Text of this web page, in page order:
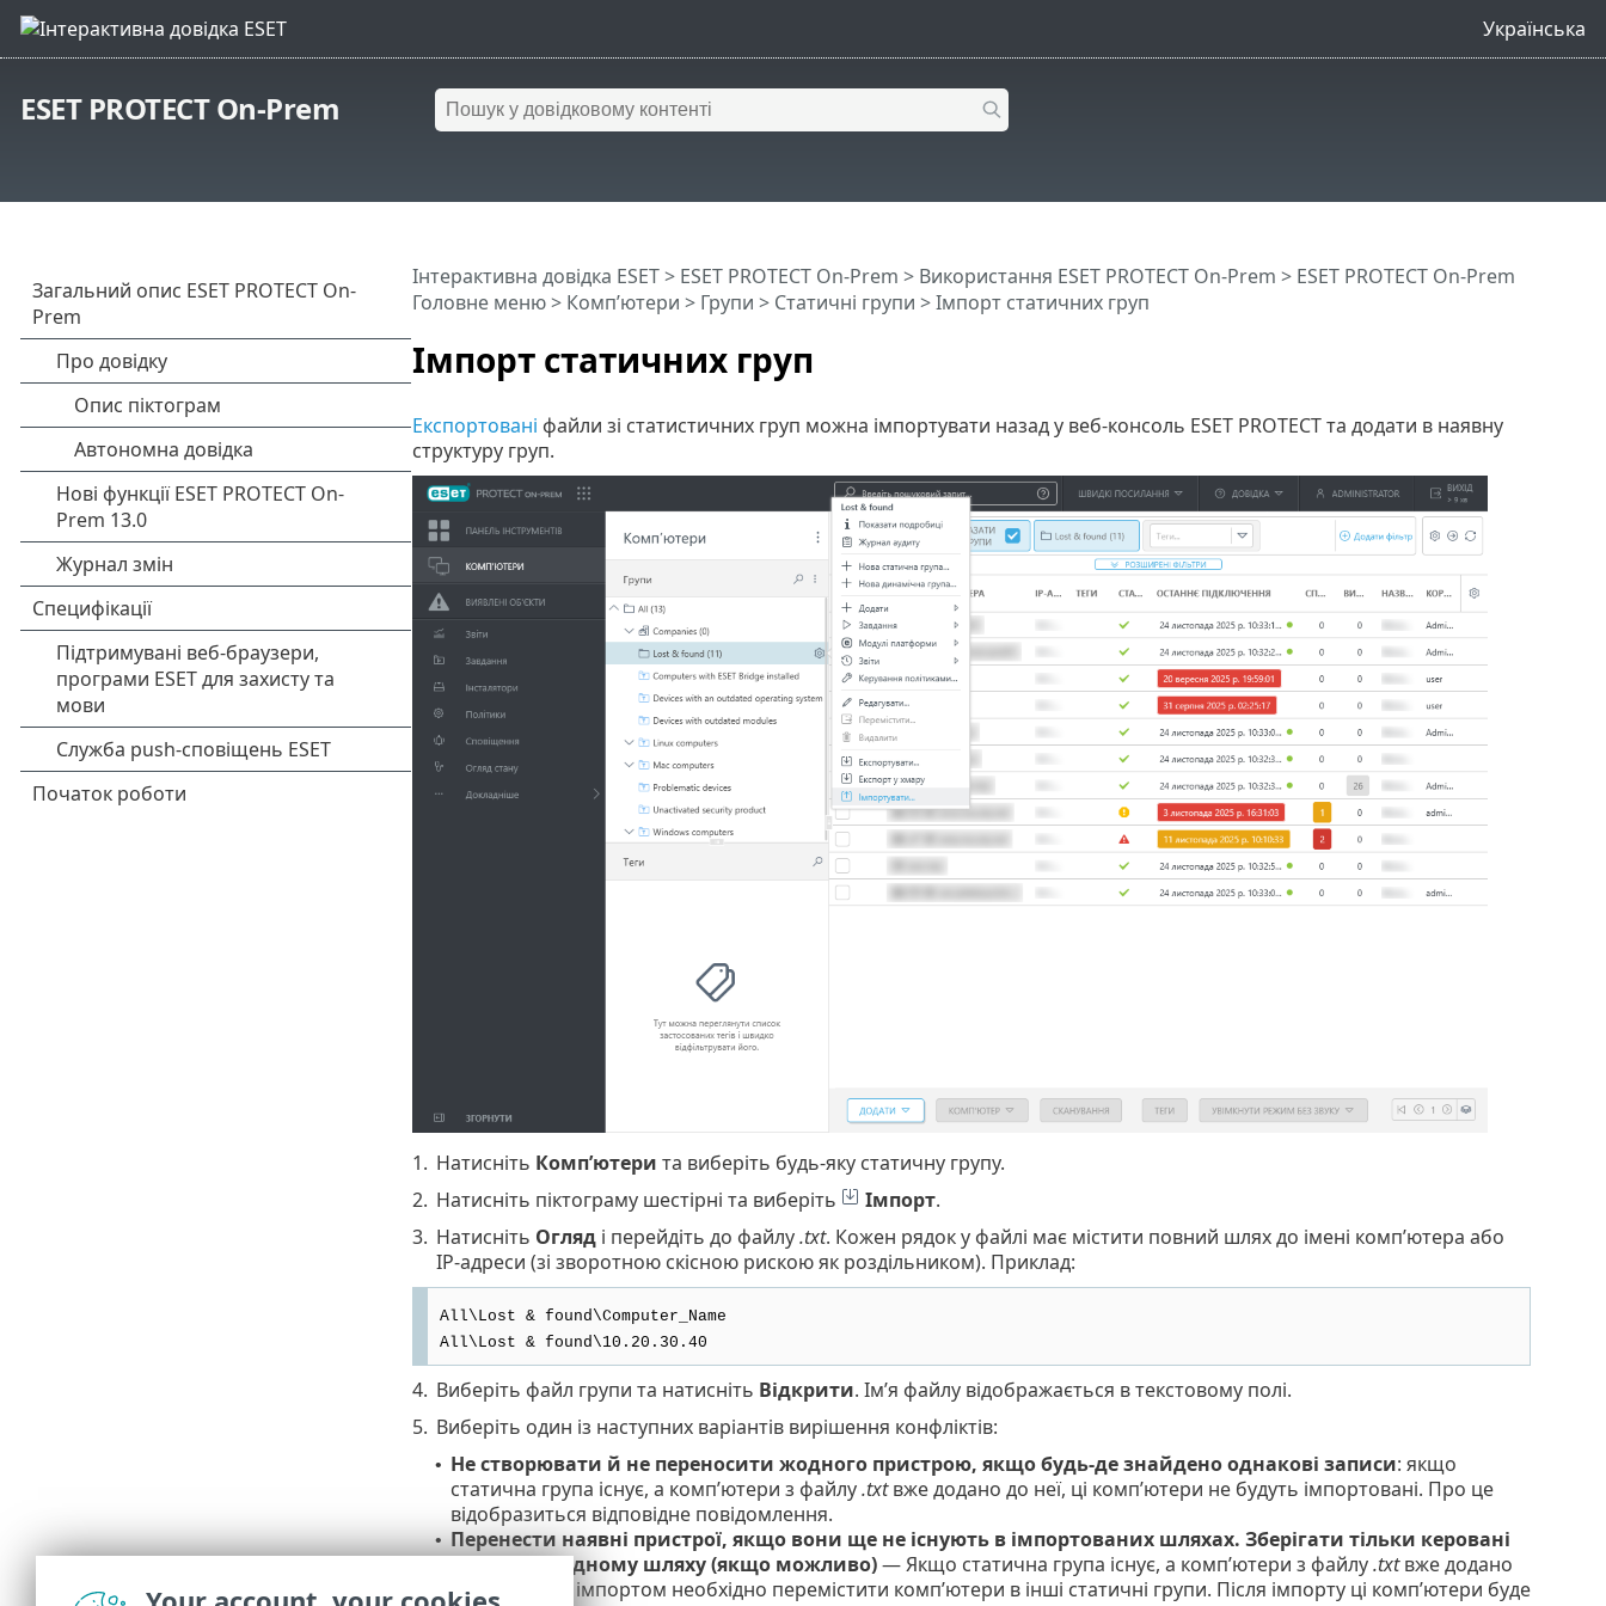
Українська
ESET PROTECT On-Prem
Імпорт статичних груп
Інтерактивна довідка ESET> ESET PROTECT On-Prem > Використання ESET PROTECT On-Prem > ESET PROTECT On-Prem
Головне меню> Комп’ютери > Групи > Статичні групи > Імпорт статичних груп
Експортовані файли зі статистичних груп можна імпортувати назад у веб-консоль ESET PROTECT та додати в наявну
структуру груп.
1. Натисніть Комп’ютери та виберіть будь-яку статичну групу.
2. Натисніть піктограму шестірні та виберіть Імпорт.
3. Натисніть Огляді перейдіть до файлу.txt. Кожен рядок у файлі має містити повний шлях до імені комп’ютера або
IP-адреси (зі зворотною скісною рискою як роздільником). Приклад:
All\Lost & found\Computer_Name
All\Lost & found\10.20.30.40
4. Виберіть файл групи та натисніть Відкрити. Ім’я файлу відображається в текстовому полі.
5. Виберіть один із наступних варіантів вирішення конфліктів:
• Не створювати й не переносити жодного пристрою, якщо будь-де знайдено однакові записи: якщо
статична група існує, а комп’ютери з файлу.txtвже додано до неї, ці комп’ютери не будуть імпортовані. Про це
відобразиться відповідне повідомлення.
• Перенести наявні пристрої, якщо вони ще не існують в імпортованих шляхах. Зберігати тільки керовані
пристрої в одному шляху (якщо можливо)— Якщо статична група існує, а комп’ютери з файлу.txtвже додано
до неї, перед імпортом необхідно перемістити комп’ютери в інші статичні групи. Після імпорту ці комп’ютери буде